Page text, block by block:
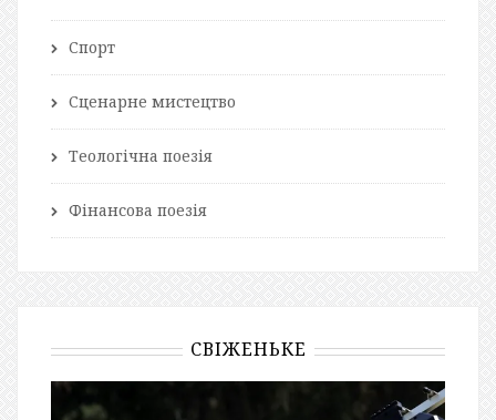
Спорт
Сценарне мистецтво
Теологічна поезія
Фінансова поезія
СВІЖЕНЬКЕ